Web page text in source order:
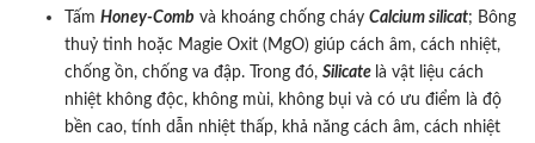
Tấm Honey-Comb và khoáng chống cháy Calcium silicat; Bông
thuỷ tinh hoặc Magie Oxit (MgO) giúp cách âm, cách nhiệt,
chống ồn, chống va đập. Trong đó, Silicate là vật liệu cách
nhiệt không độc, không mùi, không bụi và có ưu điểm là độ
bền cao, tính dẫn nhiệt thấp, khả năng cách âm, cách nhiệt